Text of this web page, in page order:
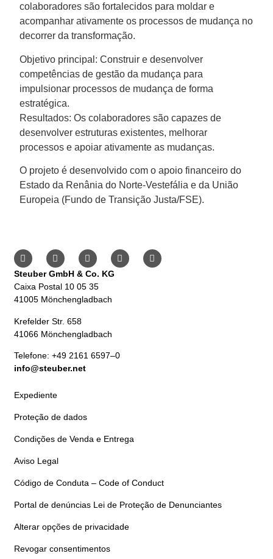
colaboradores são fortalecidos para moldar e
acompanhar ativamente os processos de mudança no
decorrer da transformação.
Objetivo principal: Construir e desenvolver
competências de gestão da mudança para
impulsionar processos de mudança de forma
estratégica.
Resultados: Os colaboradores são capazes de
desenvolver estruturas existentes, melhorar
processos e apoiar ativamente as mudanças.
O projeto é desenvolvido com o apoio financeiro do
Estado da Renânia do Norte-Vestefália e da União
Europeia (Fundo de Transição Justa/FSE).
Steuber GmbH & Co. KG
Caixa Postal 10 05 35
41005 Mönchengladbach
Krefelder Str. 658
41066 Mönchengladbach
Telefone: +49 2161 6597–0
info@steuber.net
Expediente
Proteção de dados
Condições de Venda e Entrega
Aviso Legal
Código de Conduta – Code of Conduct
Portal de denúncias Lei de Proteção de Denunciantes
Alterar opções de privacidade
Revogar consentimentos